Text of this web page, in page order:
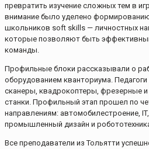
превратить изучение сложных тем в
внимание было уделено
школьников soft skills — личностных
которые позволяют быть
команды.
Профильные блоки рассказывали о
оборудованием кванториума.
сканеры, квадрокоптеры, фрезерные
станки. Профильный этап прошел по
направлениям: автомобилестроение, IT,
промышленный дизайн и
Все преподаватели из Тольятти